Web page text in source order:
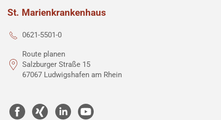
St. Marienkrankenhaus
0621-5501-0
Route planen
Salzburger Straße 15
67067 Ludwigshafen am Rhein